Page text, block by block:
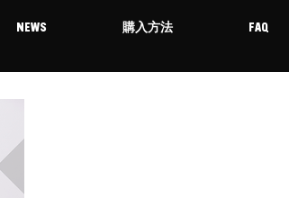
NEWS 購入方法 FAQ